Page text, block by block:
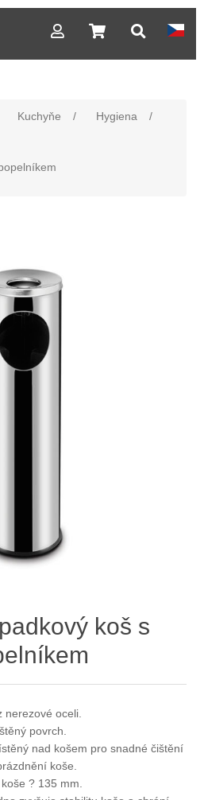
Kuchyňe / Hygiena
/
koš s
nerezové oceli.
povrch.
nad košem pro snadné čištění
koše.
? 135 mm.